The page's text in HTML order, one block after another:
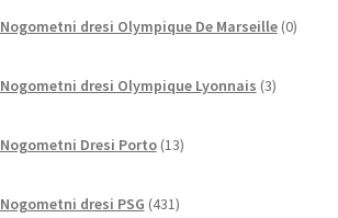
Nogometni dresi Olympique De Marseille 0
Nogometni dresi Olympique Lyonnais 3izdelki
Nogometni Dresi Porto 13izdelkov
Nogometni dresi PSG 431izdelkov